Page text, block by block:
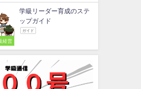
経営
学級リーダー育成のステ
ップガイド
ガイド